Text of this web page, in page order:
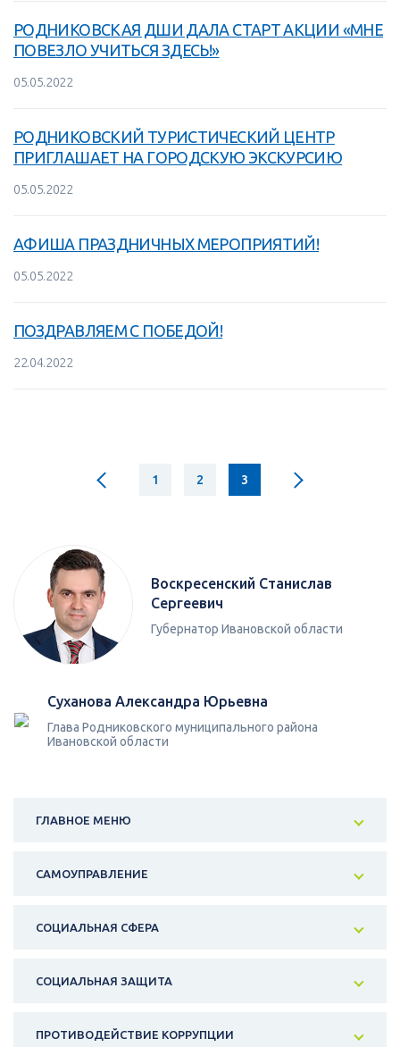
РОДНИКОВСКАЯ ДШИ ДАЛА СТАРТ АКЦИИ «МНЕ
ПОВЕЗЛО УЧИТЬСЯ ЗДЕСЬ!»
05.05.2022
РОДНИКОВСКИЙ ТУРИСТИЧЕСКИЙ ЦЕНТР
ПРИГЛАШАЕТ НА ГОРОДСКУЮ ЭКСКУРСИЮ
05.05.2022
АФИША ПРАЗДНИЧНЫХ МЕРОПРИЯТИЙ!
05.05.2022
ПОЗДРАВЛЯЕМ С ПОБЕДОЙ!
22.04.2022
1 2 3
Воскресенский Станислав
Сергеевич
Губернатор Ивановской области
Суханова Александра Юрьевна
Глава Родниковского муниципального района
Ивановской области
ГЛАВНОЕ МЕНЮ
САМОУПРАВЛЕНИЕ
СОЦИАЛЬНАЯ СФЕРА
СОЦИАЛЬНАЯ ЗАЩИТА
ПРОТИВОДЕЙСТВИЕ КОРРУПЦИИ